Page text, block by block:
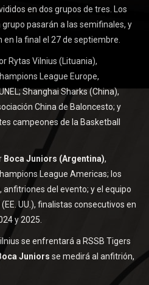
en dos grupos de tres. Los
pasarán a las semifinales, y
la final el 27 de septiembre.
Rytas Vilnius (Lituania),
League Europe,
Shanghai Sharks (China),
China de Baloncesto; y
campeones de la Basketball
Boca Juniors (Argentina),
League Americas; los
anfitriones del evento; y el equipo
UU.), finalistas consecutivos en
y 2025.
se enfrentará a RSSB Tigers
Juniors se medirá al anfitrión,